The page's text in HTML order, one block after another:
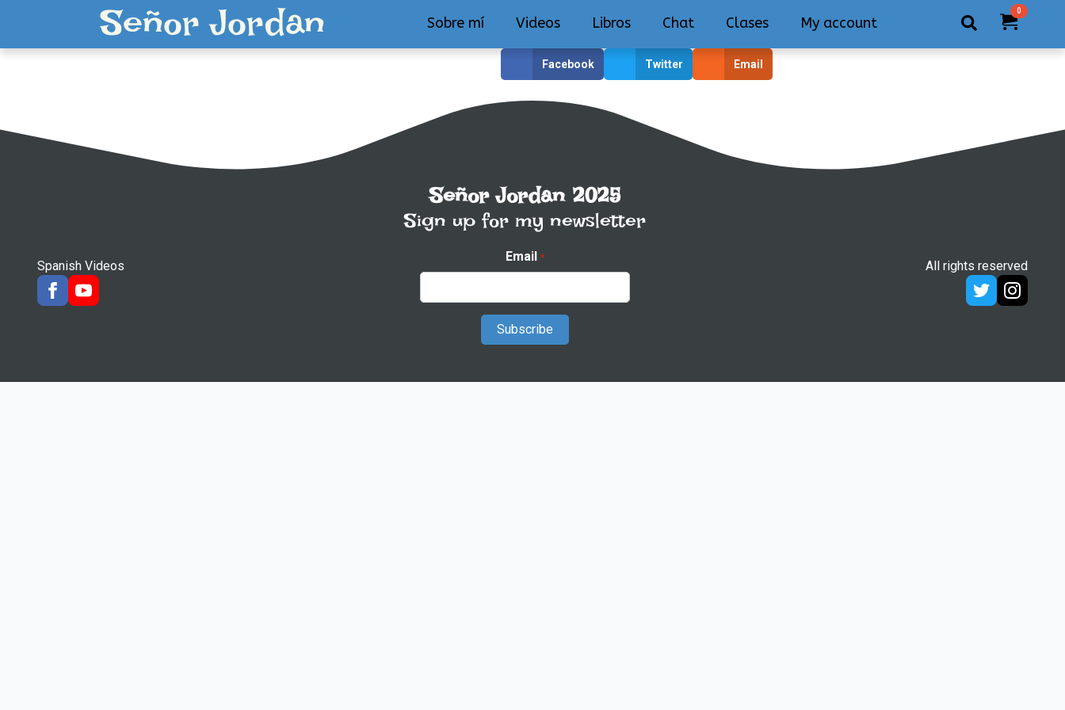
Señor Jordan Sobre mí Videos Libros Chat Clases My account
Search
0
Facebook Twitter Email
Spanish Videos
Señor Jordan 2025
Sign up for my newsletter
Email *
All rights reserved